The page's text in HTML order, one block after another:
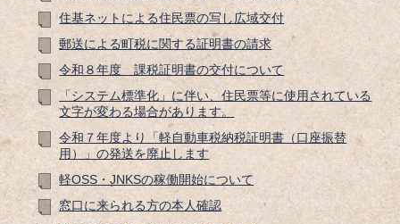
住基ネットによる住民票の写し広域交付
郵送による町税に関する証明書の請求
令和８年度 課税証明書の交付について
「システム標準化」に伴い、住民票等に使用されている
文字が変わる場合があります。
令和７年度より「軽自動車税納税証明書（口座振替
用）」の発送を廃止します
軽OSS・JNKSの稼働開始について
窓口に来られる方の本人確認